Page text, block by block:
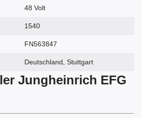
48 Volt
1540
FN563847
Deutschland, Stuttgart
Jungheinrich EFG